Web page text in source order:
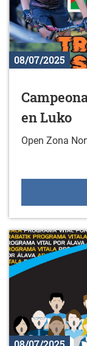
08/07/2025
en Luko
Open Zona